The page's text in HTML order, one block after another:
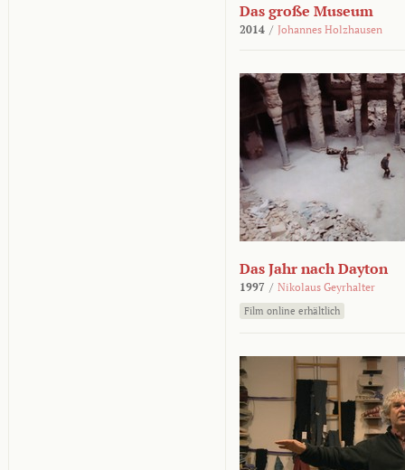
Das große Museum
2014 / Johannes Holzhausen
Das Jahr nach Dayton
1997 / Nikolaus Geyrhalter
Film online erhältlich